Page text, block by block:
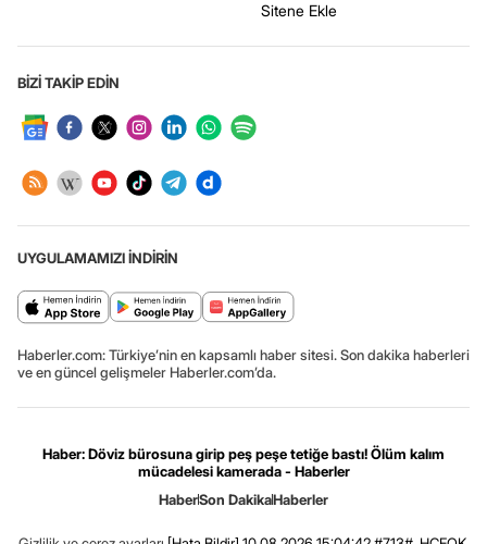
Sitene Ekle
BİZİ TAKİP EDİN
UYGULAMAMIZI İNDİRİN
Haberler.com: Türkiye’nin en kapsamlı haber sitesi. Son dakika haberleri
ve en güncel gelişmeler Haberler.com’da.
Haber: Döviz bürosuna girip peş peşe tetiğe bastı! Ölüm kalım
mücadelesi kamerada - Haberler
HaberSon DakikaHaberler